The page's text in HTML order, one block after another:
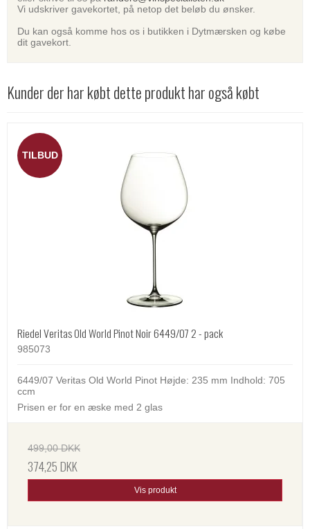
Vi udskriver gavekortet, på netop det beløb du ønsker.
Du kan også komme hos os i butikken i Dytmærsken og købe
dit gavekort.
Kunder der har købt dette produkt har også købt
TILBUD
Riedel Veritas Old World Pinot Noir 6449/07 2 - pack
985073
6449/07 Veritas Old World Pinot Højde: 235 mm Indhold: 705
ccm
Prisen er for en æske med 2 glas
499,00 DKK
374,25 DKK
Vis produkt